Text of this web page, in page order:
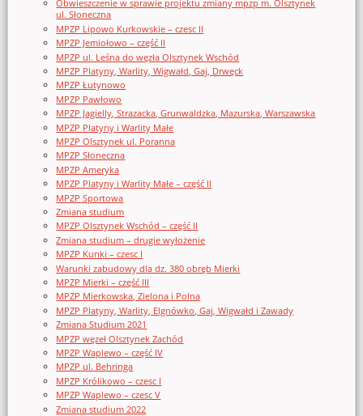
Obwieszczenie w sprawie projektu zmiany mpzp m. Olsztynek
ul. Słoneczna
MPZP Lipowo Kurkowskie – czesc II
MPZP Jemiołowo – część II
MPZP ul. Leśna do węzła Olsztynek Wschód
MPZP Platyny, Warlity, Wigwałd, Gaj, Drwęck
MPZP Łutynowo
MPZP Pawłowo
MPZP Jagielly, Strazacka, Grunwaldzka, Mazurska, Warszawska
MPZP Platyny i Warlity Małe
MPZP Olsztynek ul. Poranna
MPZP Słoneczna
MPZP Ameryka
MPZP Platyny i Warlity Małe – część II
MPZP Sportowa
Zmiana studium
MPZP Olsztynek Wschód – część II
Zmiana studium – drugie wyłożenie
MPZP Kunki – czesc I
Warunki zabudowy dla dz. 380 obręb Mierki
MPZP Mierki – część III
MPZP Mierkowska, Zielona i Polna
MPZP Platyny, Warlity, Elgnówko, Gaj, Wigwałd i Zawady
Zmiana Studium 2021
MPZP węzeł Olsztynek Zachód
MPZP Waplewo – część IV
MPZP ul. Behringa
MPZP Królikowo – czesc I
MPZP Waplewo – czesc V
Zmiana studium 2022